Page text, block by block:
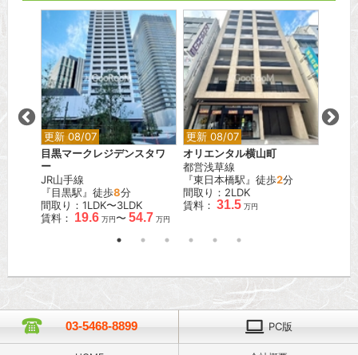
更新 08/07
目黒マークレジデンスタワ
ー
JR山手線
『目黒駅』徒歩8分
間取り：1LDK〜3LDK
賃料： 19.6 万円〜 54.7 万円
更新 08/07
オリエンタル横山町
都営浅草線
『東日本橋駅』徒歩2分
間取り：2LDK
賃料： 31.5 万円
03-5468-8899 PC版